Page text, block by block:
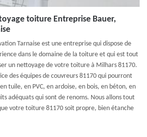
toiture Entreprise Bauer,
Tarnaise est une entreprise qui dispose de
dans le domaine de la toiture et qui est tout
un nettoyage de votre toiture à Milhars 81170.
des équipes de couvreurs 81170 qui pourront
tuile, en PVC, en ardoise, en bois, en béton, en
adéquats qui sont de renoms. Nous allons tout
votre toiture 81170 soit propre, bien étanche